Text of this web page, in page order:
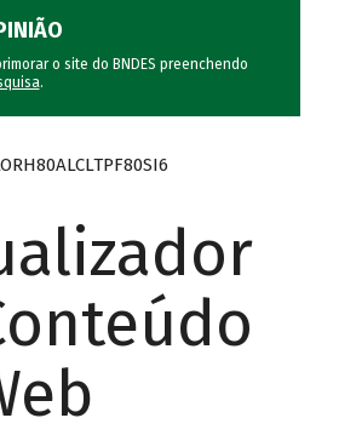
o site do BNDES preenchendo
.